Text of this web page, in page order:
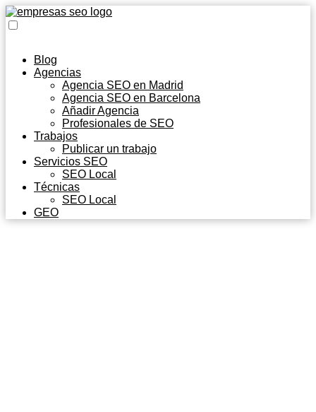
Blog
Agencias
Agencia SEO en Madrid
Agencia SEO en Barcelona
Añadir Agencia
Profesionales de SEO
Trabajos
Publicar un trabajo
Servicios SEO
SEO Local
Técnicas
SEO Local
GEO